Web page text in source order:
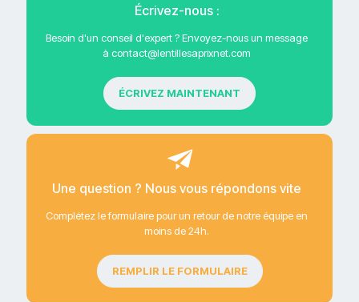
Écrivez-nous :
Besoin d'un conseil d'expert ? Envoyez-nous un message
à contact@lentillesaprixnet.com
ÉCRIVEZ MAINTENANT
Une question ? Nous vous répondons vite
Complétez le formulaire pour un retour de notre équipe en
moins de 24h.
REMPLIR LE FORMULAIRE